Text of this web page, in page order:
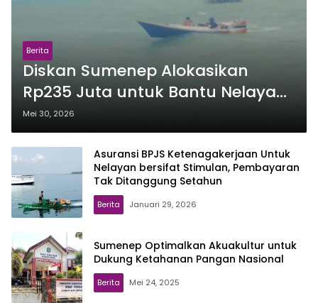
Berita
Diskan Sumenep Alokasikan
Rp235 Juta untuk Bantu Nelayan
Tingkatkan Usaha Perikanan
Tangkap
Mei 30, 2026
Asuransi BPJS Ketenagakerjaan Untuk
Nelayan bersifat Stimulan, Pembayaran
Tak Ditanggung Setahun
Berita Januari 29, 2026
Sumenep Optimalkan Akuakultur untuk
Dukung Ketahanan Pangan Nasional
Berita Mei 24, 2025